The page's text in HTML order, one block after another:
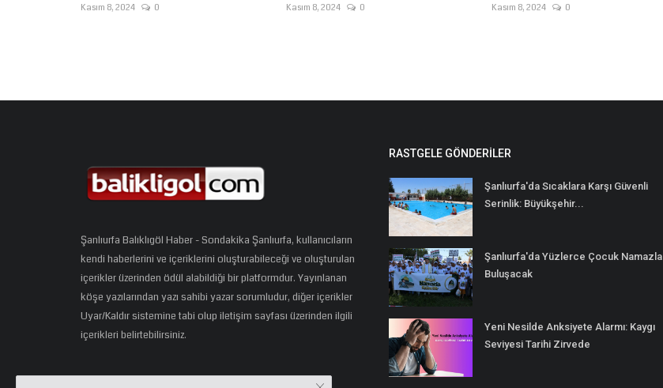
Kasım 8, 2024 0 Kasım 8, 2024 0 Kasım 8, 2024 0
Şanlıurfa Balıklıgöl Haber - Sondakika Şanlıurfa, kullanıcıların
kendi haberlerini ve içeriklerini oluşturabileceği ve oluşturulan
içerikler üzerinden ödül alabildiği bir platformdur. Yayınlanan
köşe yazılarından yazı sahibi yazar sorumludur, diğer içerikler
Uyar/Kaldır sistemine tabi olup iletişim sayfası üzerinden ilgili
içerikleri belirtebilirsiniz.
RASTGELE GÖNDERILER
Şanlıurfa'da Sıcaklara Karşı Güvenli
Serinlik: Büyükşehir...
Şanlıurfa'da Yüzlerce Çocuk Namazla
Buluşacak
Yeni Nesilde Anksiyete Alarmı: Kaygı
Seviyesi Tarihi Zirvede